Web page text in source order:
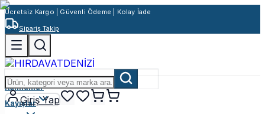
Ücretsiz Kargo | Güvenli Ödeme | Kolay İade
Sipariş Takip
Giriş Yap
Rulmanlar
Kayışlar